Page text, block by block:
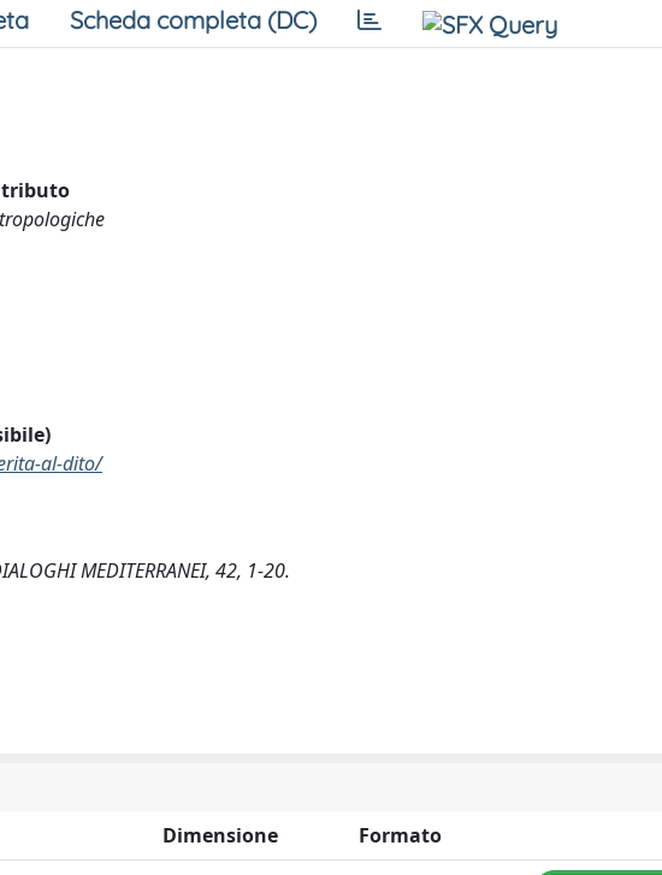
Scheda completa (DC)
al-dito/
MEDITERRANEI, 42, 1-20.
Dimensione
Formato